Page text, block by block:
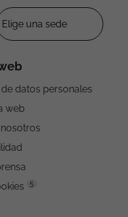
datos personales
web
5